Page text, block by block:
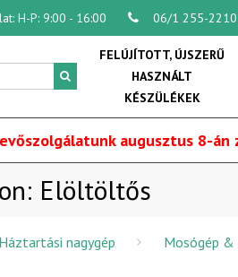
H-P: 9:00 - 16:00 06/1 255-2210
FELÚJÍTOTT, ÚJSZERŰ
HASZNÁLT
KÉSZÜLÉKEK
augusztus 8-
Elöltöltős
Háztartási nagygép Mosógép